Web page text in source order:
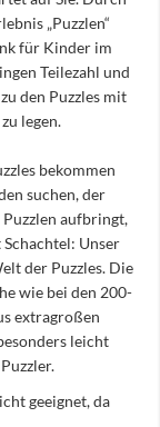
„Puzzlen“
für Kinder im
Teilezahl und
den Puzzles mit
legen.
bekommen
suchen, der
aufbringt,
Unser
der Puzzles. Die
wie bei den 200-
extragroßen
leicht
geeignet, da